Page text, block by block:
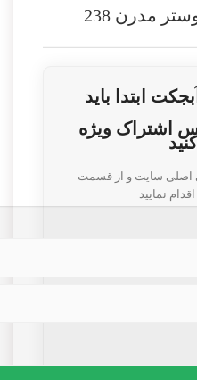
مدرن 238
ابتدا باید
اشتراک ویژه
اصلی سایت و از قسمت
نمایید